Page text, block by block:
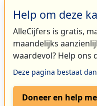
Help om deze
AlleCijfers is gratis,
maandelijks
waardevol? Help ons
Deze pagina bestaat
Doneer en help